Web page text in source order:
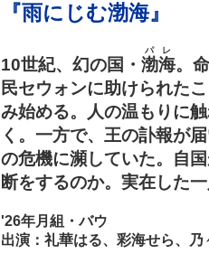
『雨にじむ渤海』
10世紀、幻の国・ 渤海
パレ
。
民セウォンに助けられた
み始める。人の温もりに
く。一方で、王の訃報が
の危機に瀕していた。自
断をするのか。実在した
'26年月組・バウ
出演：礼華はる、彩海せら、乃